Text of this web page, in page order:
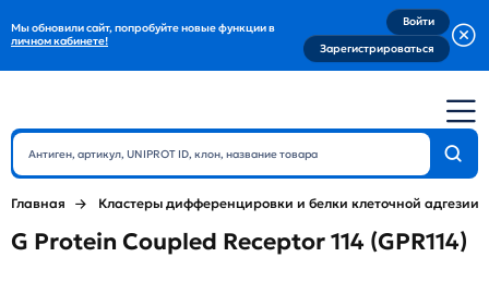
Мы обновили сайт, попробуйте новые функции в
личном кабинете!
Войти
Зарегистрироваться
Главная Кластеры дифференцировки и белки клеточной адгезии
G Protein Coupled Receptor 114 (GPR114)